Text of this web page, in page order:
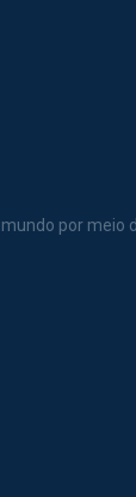
por meio
BR
Global BR
Global
Global BR